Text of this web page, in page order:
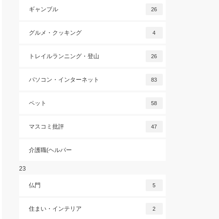
ギャンブル 26
グルメ・クッキング 4
トレイルランニング・登山 26
パソコン・インターネット 83
ペット 58
マスコミ批評 47
介護職(ヘルパー
23
仏門 5
住まい・インテリア 2